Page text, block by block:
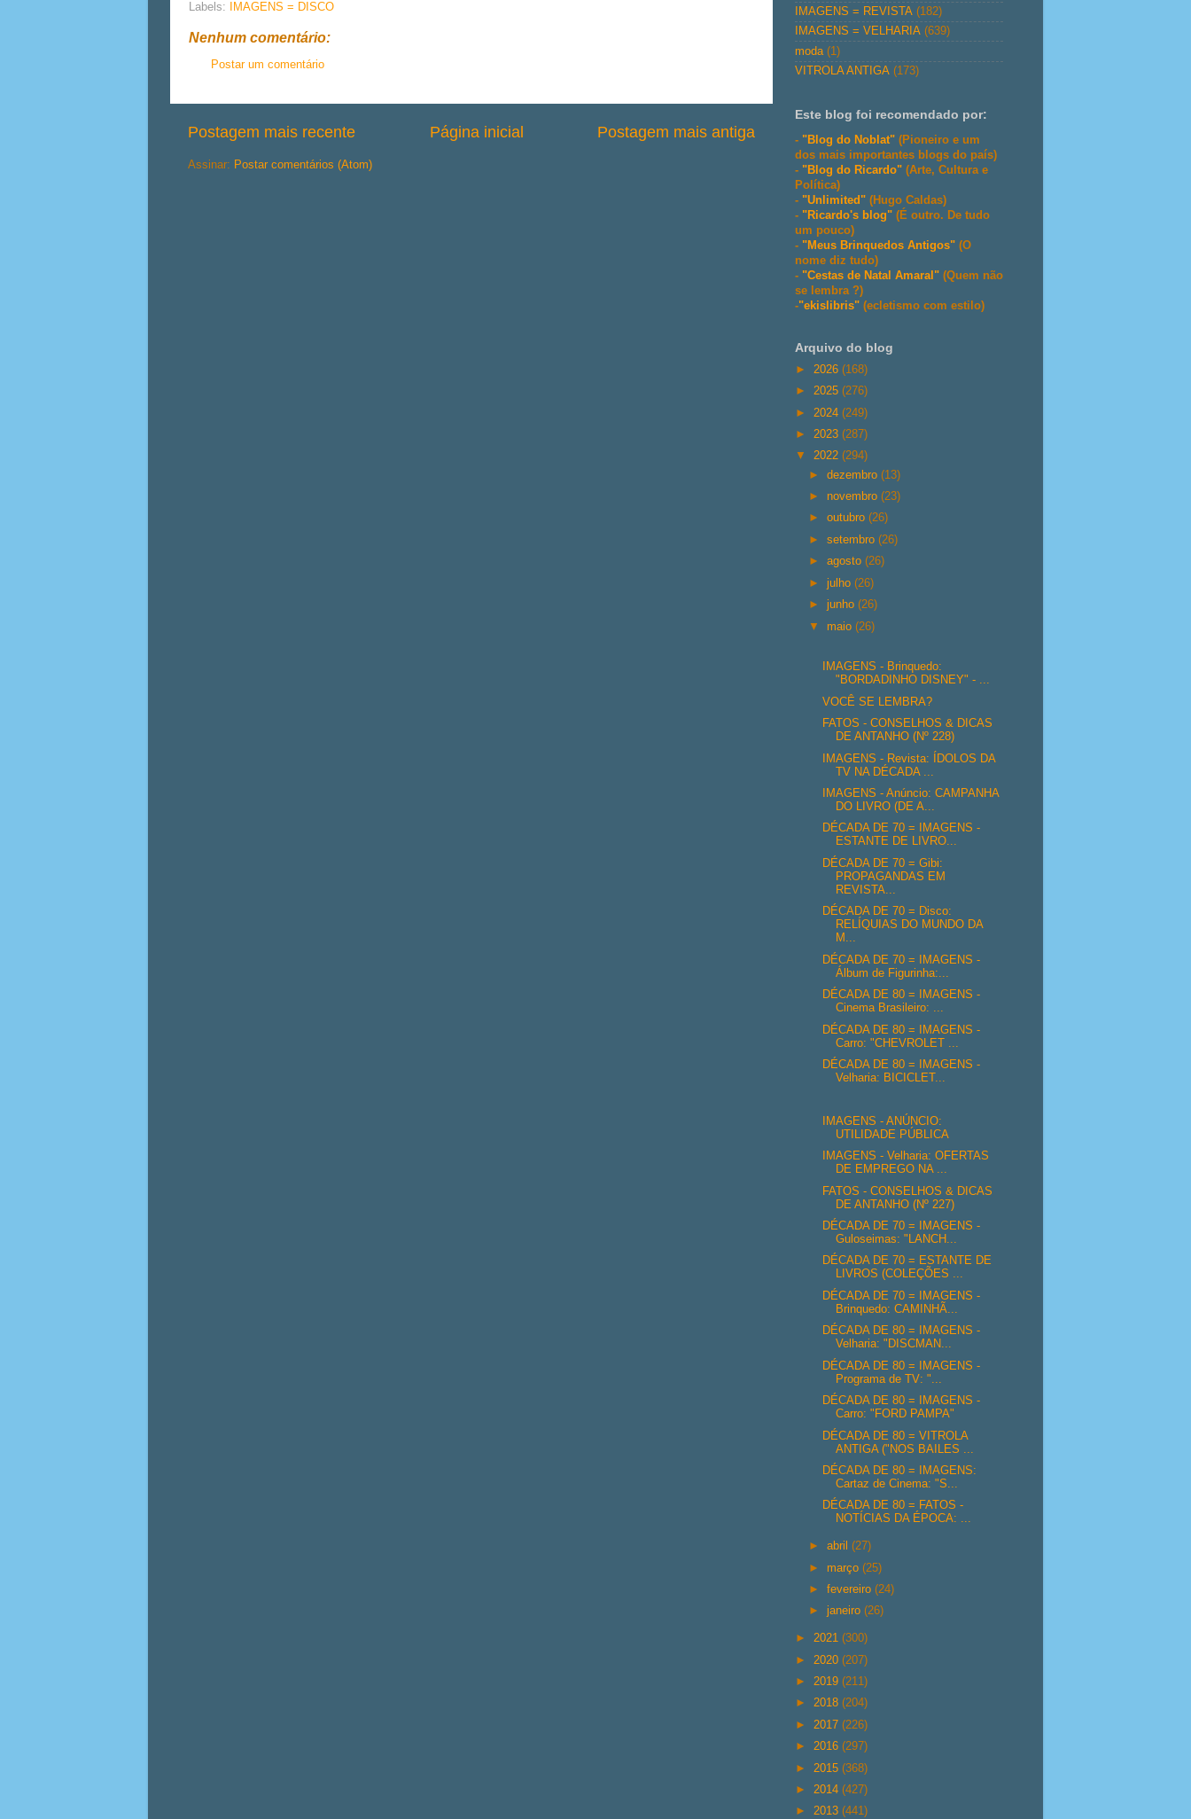
Labels: IMAGENS = DISCO
Nenhum comentário:
Postar um comentário
Postagem mais recente Postagem mais antiga
Página inicial
Assinar: Postar comentários (Atom)
IMAGENS = REVISTA (182)
IMAGENS = VELHARIA (639)
moda (1)
VITROLA ANTIGA (173)
Este blog foi recomendado por:
- "Blog do Noblat" (Pioneiro e um
dos mais importantes blogs do país)
- "Blog do Ricardo" (Arte, Cultura e
Política)
- "Unlimited" (Hugo Caldas)
- "Ricardo's blog" (É outro. De tudo
um pouco)
- "Meus Brinquedos Antigos" (O
nome diz tudo)
- "Cestas de Natal Amaral" (Quem não
se lembra ?)
-"ekislibris" (ecletismo com estilo)
Arquivo do blog
► 2026 (168)
► 2025 (276)
► 2024 (249)
► 2023 (287)
▼ 2022 (294)
►dezembro(13)
► novembro(23)
►outubro(26)
►setembro(26)
►agosto(26)
►julho(26)
►junho(26)
▼ maio(26)
IMAGENS - Brinquedo:
"BORDADINHO DISNEY" - ...
VOCÊ SE LEMBRA?
FATOS - CONSELHOS & DICAS
DE ANTANHO (Nº 228)
IMAGENS - Revista: ÍDOLOS DA
TV NA DÉCADA ...
IMAGENS - Anúncio: CAMPANHA
DO LIVRO (DE A...
DÉCADA DE 70 = IMAGENS -
ESTANTE DE LIVRO...
DÉCADA DE 70 = Gibi:
PROPAGANDAS EM
REVISTA...
DÉCADA DE 70 = Disco:
RELÍQUIAS DO MUNDO DA
M...
DÉCADA DE 70 = IMAGENS -
Álbum de Figurinha:...
DÉCADA DE 80 = IMAGENS -
Cinema Brasileiro: ...
DÉCADA DE 80 = IMAGENS -
Carro: "CHEVROLET ...
DÉCADA DE 80 = IMAGENS -
Velharia: BICICLET...
IMAGENS - ANÚNCIO:
UTILIDADE PÚBLICA
IMAGENS - Velharia: OFERTAS
DE EMPREGO NA ...
FATOS - CONSELHOS & DICAS
DE ANTANHO (Nº 227)
DÉCADA DE 70 = IMAGENS -
Guloseimas: "LANCH...
DÉCADA DE 70 = ESTANTE DE
LIVROS (COLEÇÕES ...
DÉCADA DE 70 = IMAGENS -
Brinquedo: CAMINHÃ...
DÉCADA DE 80 = IMAGENS -
Velharia: "DISCMAN...
DÉCADA DE 80 = IMAGENS -
Programa de TV: "...
DÉCADA DE 80 = IMAGENS -
Carro: "FORD PAMPA"
DÉCADA DE 80 = VITROLA
ANTIGA ("NOS BAILES ...
DÉCADA DE 80 = IMAGENS:
Cartaz de Cinema: "S...
DÉCADA DE 80 = FATOS -
NOTÍCIAS DA ÉPOCA: ...
►abril(27)
► março(25)
►fevereiro(24)
►janeiro(26)
► 2021 (300)
► 2020 (207)
► 2019 (211)
► 2018 (204)
► 2017 (226)
► 2016 (297)
► 2015 (368)
► 2014 (427)
► 2013 (441)